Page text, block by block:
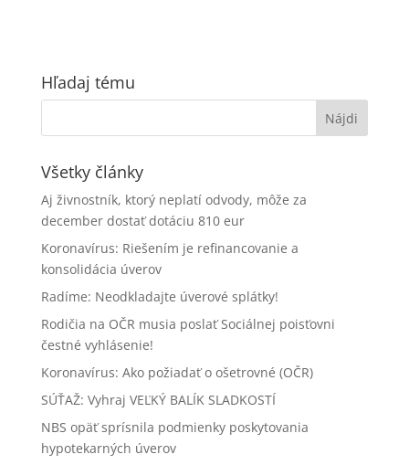
Hľadaj tému
Všetky články
Aj živnostník, ktorý neplatí odvody, môže za
december dostať dotáciu 810 eur
Koronavírus: Riešením je refinancovanie a
konsolidácia úverov
Radíme: Neodkladajte úverové splátky!
Rodičia na OČR musia poslať Sociálnej poisťovni
čestné vyhlásenie!
Koronavírus: Ako požiadať o ošetrovné (OČR)
SÚŤAŽ: Vyhraj VEĽKÝ BALÍK SLADKOSTÍ
NBS opäť sprísnila podmienky poskytovania
hypotekarných úverov